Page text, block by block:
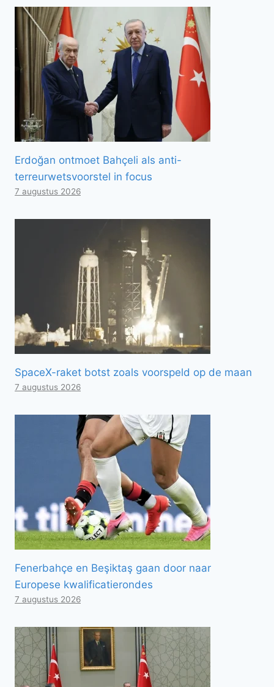
Erdoğan ontmoet Bahçeli als anti-
terreurwetsvoorstel in focus
7 augustus 2026
SpaceX-raket botst zoals voorspeld op de maan
7 augustus 2026
Fenerbahçe en Beşiktaş gaan door naar
Europese kwalificatierondes
7 augustus 2026